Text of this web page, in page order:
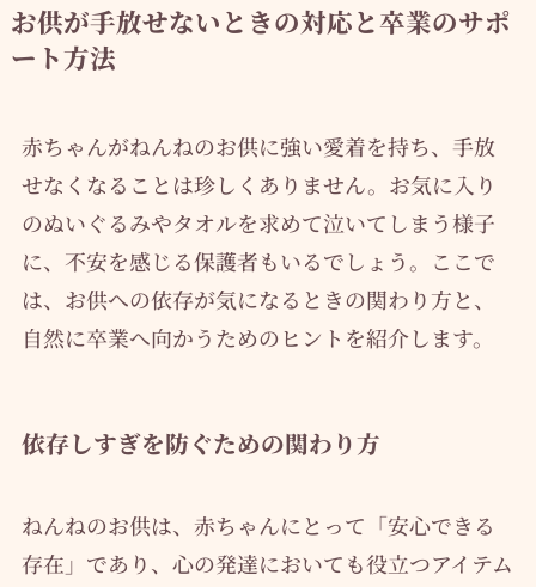
お供が手放せないときの対応と卒業のサポ
ート方法
赤ちゃんがねんねのお供に強い愛着を持ち、手放
せなくなることは珍しくありません。お気に入り
のぬいぐるみやタオルを求めて泣いてしまう様子
に、不安を感じる保護者もいるでしょう。ここで
は、お供への依存が気になるときの関わり方と、
自然に卒業へ向かうためのヒントを紹介します。
依存しすぎを防ぐための関わり方
ねんねのお供は、赤ちゃんにとって「安心できる
存在」であり、心の発達においても役立つアイテム